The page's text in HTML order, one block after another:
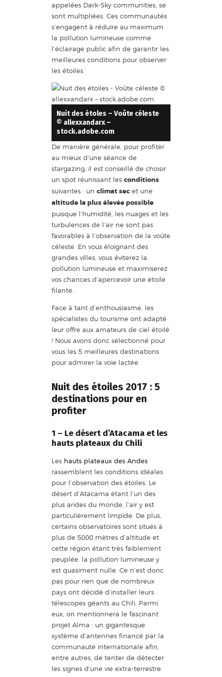
appelées Dark-Sky communities, se
sont multipliées. Ces communautés
s’engagent à réduire au maximum
la pollution lumineuse comme
l’éclairage public afin de garantir les
meilleures conditions pour observer
les étoiles.
Nuit des étoles – Voûte céleste
© allexxandarx –
stock.adobe.com
De manière générale, pour profiter
au mieux d’une séance de
stargazing, il est conseillé de choisir
un spot réunissant les conditions
suivantes : un climat sec et une
altitude la plus élevée possible
puisque l’humidité, les nuages et les
turbulences de l’air ne sont pas
favorables à l’observation de la voûte
céleste. En vous éloignant des
grandes villes, vous éviterez la
pollution lumineuse et maximiserez
vos chances d’apercevoir une étoile
filante.
Face à tant d’enthousiasme, les
spécialistes du tourisme ont adapté
leur offre aux amateurs de ciel étoilé
! Nous avons donc sélectionné pour
vous les 5 meilleures destinations
pour admirer la voie lactée.
Nuit des étoiles 2017 : 5
destinations pour en
profiter
1 – Le désert d’Atacama et les
hauts plateaux du Chili
Les hauts plateaux des Andes
rassemblent les conditions idéales
pour l’observation des étoiles. Le
désert d’Atacama étant l’un des
plus arides du monde, l’air y est
particulièrement limpide. De plus,
certains observatoires sont situés à
plus de 5000 mètres d’altitude et
cette région étant très faiblement
peuplée, la pollution lumineuse y
est quasiment nulle. Ce n’est donc
pas pour rien que de nombreux
pays ont décidé d’installer leurs
télescopes géants au Chili. Parmi
eux, on mentionnera le fascinant
projet Alma : un gigantesque
système d’antennes financé par la
communauté internationale afin,
entre autres, de tenter de détecter
les signes d’une vie extra-terrestre.